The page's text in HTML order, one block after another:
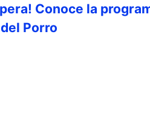
Conoce la
Porro